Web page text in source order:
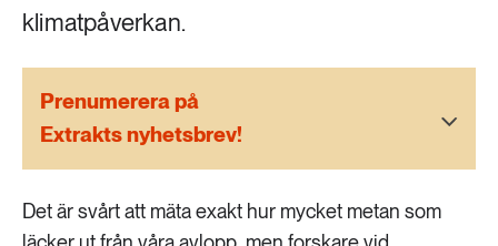
Transport
473 ARTIKLAR
klimatpåverkan.
Prenumerera på
Extrakts nyhetsbrev!
Det är svårt att mäta exakt hur mycket metan som